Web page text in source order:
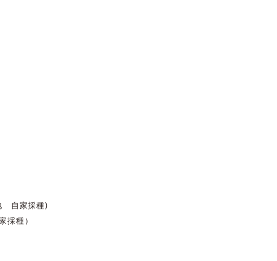
自家採種)
種）